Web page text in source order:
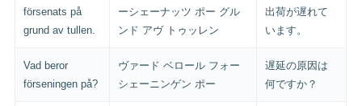
försenats på
grund av tullen.
ーシェーナッツ ポー グル
ンド アヴ トゥッレン
出荷が遅れて
います。
Vad beror
förseningen på?
ヴァード ベロール フォー
シェーニンゲン ポー
遅延の原因は
何ですか？